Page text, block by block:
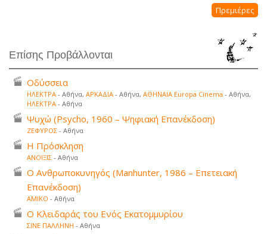
Πρεμιέρες
Επίσης Προβάλλονται
Οδύσσεια
ΗΛΕΚΤΡΑ - Αθήνα, ΑΡΚΑΔΙΑ - Αθήνα, ΑΘΗΝΑΙΑ Europa Cinema - Αθήνα,
ΗΛΕΚΤΡΑ - Αθήνα
Ψυχώ (Psycho, 1960 – Ψηφιακή Επανέκδοση)
ΖΕΦΥΡΟΣ - Αθήνα
Η Πρόσκληση
ΑΝΟΙΞΙΣ - Αθήνα
Ο Ανθρωποκυνηγός (Manhunter, 1986 – Επετειακή
Επανέκδοση)
ΑΜΙΚΟ - Αθήνα
Ο Κλειδαράς του Ενός Εκατομμυρίου
ΣΙΝΕ ΠΑΛΛΗΝΗ - Αθήνα